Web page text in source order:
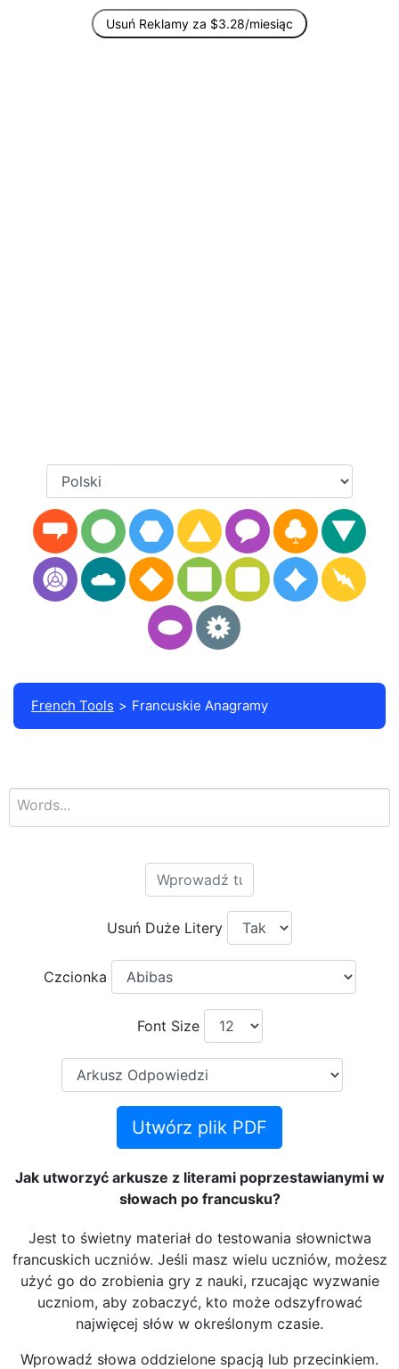
Usuń Reklamy za $3.28/miesiąc
French Tools Francuskie Anagramy
Usuń Duże Litery
Czcionka
Font Size
Utwórz plik PDF
Jak utworzyć arkusze z literami poprzestawianymi w
słowach po francusku?
Jest to świetny materiał do testowania słownictwa
francuskich uczniów. Jeśli masz wielu uczniów, możesz
użyć go do zrobienia gry z nauki, rzucając wyzwanie
uczniom, aby zobaczyć, kto może odszyfrować
najwięcej słów w określonym czasie.
Wprowadź słowa oddzielone spacją lub przecinkiem.